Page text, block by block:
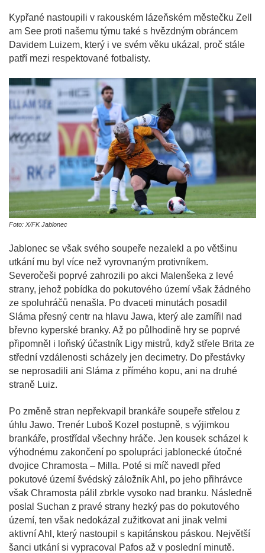
Kypřané nastoupili v rakouském lázeňském městečku Zell
am See proti našemu týmu také s hvězdným obráncem
Davidem Luizem, který i ve svém věku ukázal, proč stále
patří mezi respektované fotbalisty.
Foto: X/FK Jablonec
Jablonec se však svého soupeře nezalekl a po většinu
utkání mu byl více než vyrovnaným protivníkem.
Severočeši poprvé zahrozili po akci Malenšeka z levé
strany, jehož pobídka do pokutového území však žádného
ze spoluhráčů nenašla. Po dvaceti minutách posadil
Sláma přesný centr na hlavu Jawa, který ale zamířil nad
břevno kyperské branky. Až po půlhodině hry se poprvé
připomněl i loňský účastník Ligy mistrů, když střele Brita ze
střední vzdálenosti scházely jen decimetry. Do přestávky
se neprosadili ani Sláma z přímého kopu, ani na druhé
straně Luiz.
Po změně stran nepřekvapil brankáře soupeře střelou z
úhlu Jawo. Trenér Luboš Kozel postupně, s výjimkou
brankáře, prostřídal všechny hráče. Jen kousek scházel k
výhodnému zakončení po spolupráci jablonecké útočné
dvojice Chramosta – Milla. Poté si míč navedl před
pokutové území švédský záložník Ahl, po jeho přihrávce
však Chramosta pálil zbrkle vysoko nad branku. Následně
poslal Suchan z pravé strany hezký pas do pokutového
území, ten však nedokázal zužitkovat ani jinak velmi
aktivní Ahl, který nastoupil s kapitánskou páskou. Největší
šanci utkání si vypracoval Pafos až v poslední minutě.